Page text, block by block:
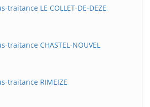
traitance LE COLLET-DE-DEZE
traitance CHASTEL-NOUVEL
traitance RIMEIZE